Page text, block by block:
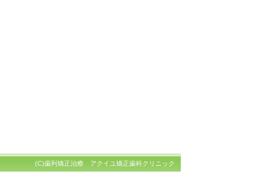
(C)歯列矯正治療 アクイユ矯正歯科クリニック